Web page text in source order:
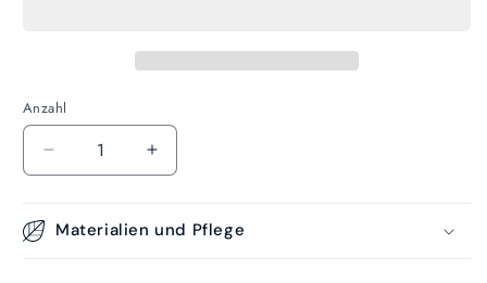
Anzahl
Anzahl
Verringere
die
für
Erhöhe
die
für
Materialien und Pflege